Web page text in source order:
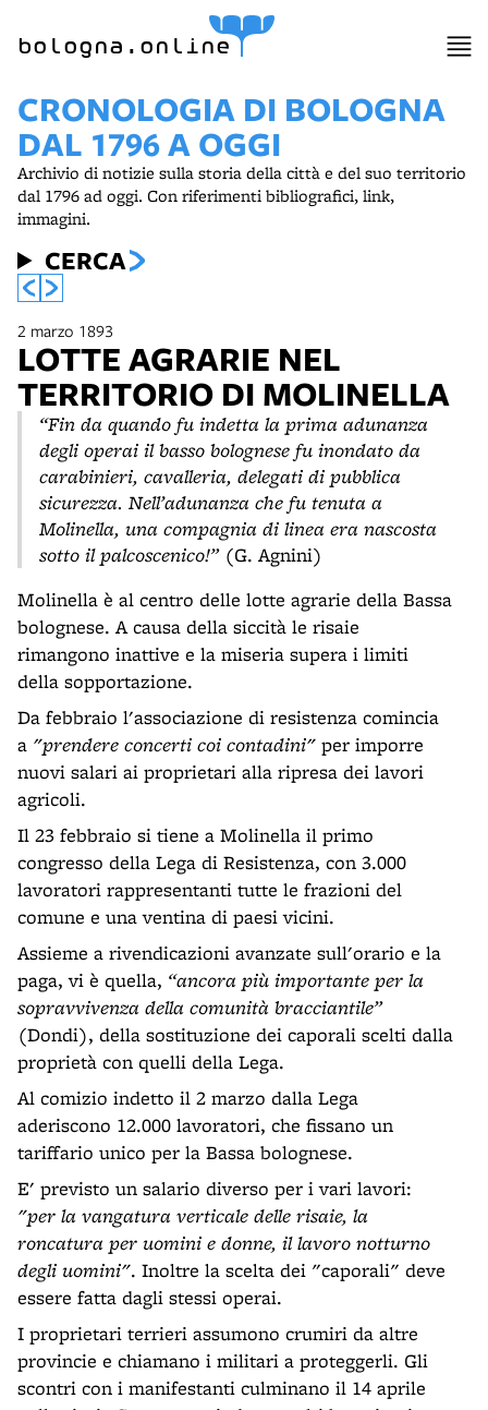
bologna.online
CRONOLOGIA DI BOLOGNA
DAL 1796 A OGGI
Archivio di notizie sulla storia della città e del suo territorio
dal 1796 ad oggi. Con riferimenti bibliografici, link,
immagini.
CERCA
2 marzo 1893
LOTTE AGRARIE NEL
TERRITORIO DI MOLINELLA
“Fin da quando fu indetta la prima adunanza
degli operai il basso bolognese fu inondato da
carabinieri, cavalleria, delegati di pubblica
sicurezza. Nell’adunanza che fu tenuta a
Molinella, una compagnia di linea era nascosta
sotto il palcoscenico!” (G. Agnini)
Molinella è al centro delle lotte agrarie della Bassa
bolognese. A causa della siccità le risaie
rimangono inattive e la miseria supera i limiti
della sopportazione.
Da febbraio l'associazione di resistenza comincia
a "prendere concerti coi contadini" per imporre
nuovi salari ai proprietari alla ripresa dei lavori
agricoli.
Il 23 febbraio si tiene a Molinella il primo
congresso della Lega di Resistenza, con 3.000
lavoratori rappresentanti tutte le frazioni del
comune e una ventina di paesi vicini.
Assieme a rivendicazioni avanzate sull'orario e la
paga, vi è quella, “ancora più importante per la
sopravvivenza della comunità bracciantile”
(Dondi), della sostituzione dei caporali scelti dalla
proprietà con quelli della Lega.
Al comizio indetto il 2 marzo dalla Lega
aderiscono 12.000 lavoratori, che fissano un
tariffario unico per la Bassa bolognese.
E' previsto un salario diverso per i vari lavori:
"per la vangatura verticale delle risaie, la
roncatura per uomini e donne, il lavoro notturno
degli uomini". Inoltre la scelta dei "caporali" deve
essere fatta dagli stessi operai.
I proprietari terrieri assumono crumiri da altre
provincie e chiamano i militari a proteggerli. Gli
scontri con i manifestanti culminano il 14 aprile